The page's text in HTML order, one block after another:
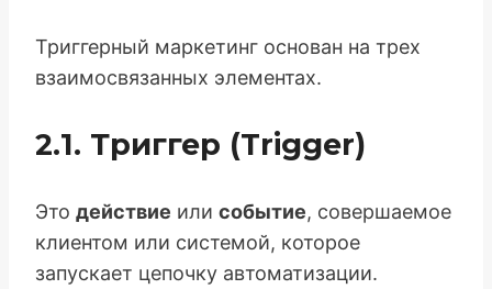
Триггерный маркетинг основан на трех
взаимосвязанных элементах.
2.1. Триггер (Trigger)
Это действие или событие, совершаемое
клиентом или системой, которое
запускает цепочку автоматизации.